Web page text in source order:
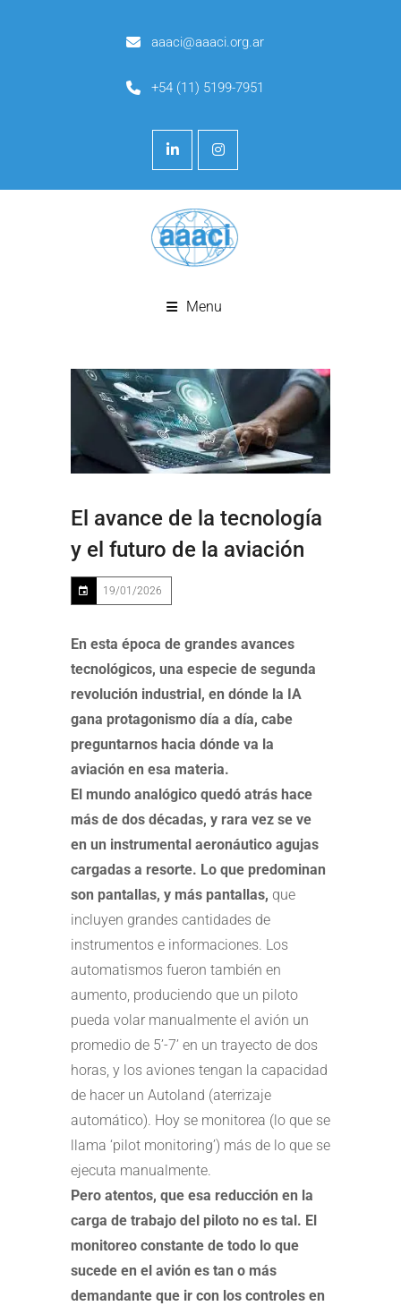
aaaci@aaaci.org.ar
+54 (11) 5199-7951
Menu
El avance de la tecnología
y el futuro de la aviación
19/01/2026
En esta época de grandes avances
tecnológicos, una especie de segunda
revolución industrial, en dónde la IA
gana protagonismo día a día, cabe
preguntarnos hacia dónde va la
aviación en esa materia.
El mundo analógico quedó atrás hace
más de dos décadas, y rara vez se ve
en un instrumental aeronáutico agujas
cargadas a resorte. Lo que predominan
son pantallas, y más pantallas, que
incluyen grandes cantidades de
instrumentos e informaciones. Los
automatismos fueron también en
aumento, produciendo que un piloto
pueda volar manualmente el avión un
promedio de 5’-7’ en un trayecto de dos
horas, y los aviones tengan la capacidad
de hacer un Autoland (aterrizaje
automático). Hoy se monitorea (lo que se
llama ‘pilot monitoring’) más de lo que se
ejecuta manualmente.
Pero atentos, que esa reducción en la
carga de trabajo del piloto no es tal. El
monitoreo constante de todo lo que
sucede en el avión es tan o más
demandante que ir con los controles en